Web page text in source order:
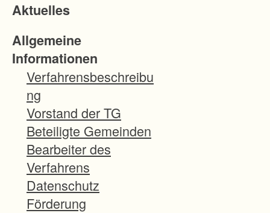
Grundstücke, die die
Deutsche Bahn auf
Gemarkung Sinzheim
gekauft hat. Der
Aktuelles
Allgemeine
Informationen
Verfahrensbeschreibu
ng
Vorstand der TG
Beteiligte Gemeinden
Bearbeiter des
Verfahrens
Datenschutz
Förderung